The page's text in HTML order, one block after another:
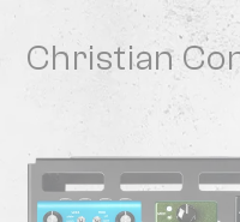
Christian